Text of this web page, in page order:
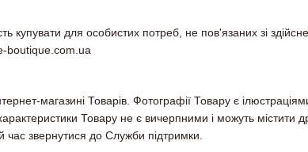
для особистих потреб, не пов'язаних зі
boutique.com.ua
магазині Товарів. Фотографії Товару є
Товару не є вичерпними і можуть містити
звернутися до Служби підтримки.